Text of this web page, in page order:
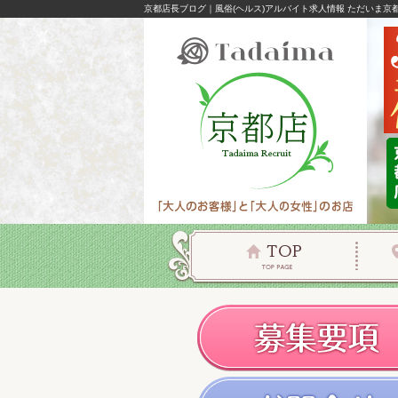
京都店長ブログ｜風俗(ヘルス)アルバイト求人情報 ただいま京